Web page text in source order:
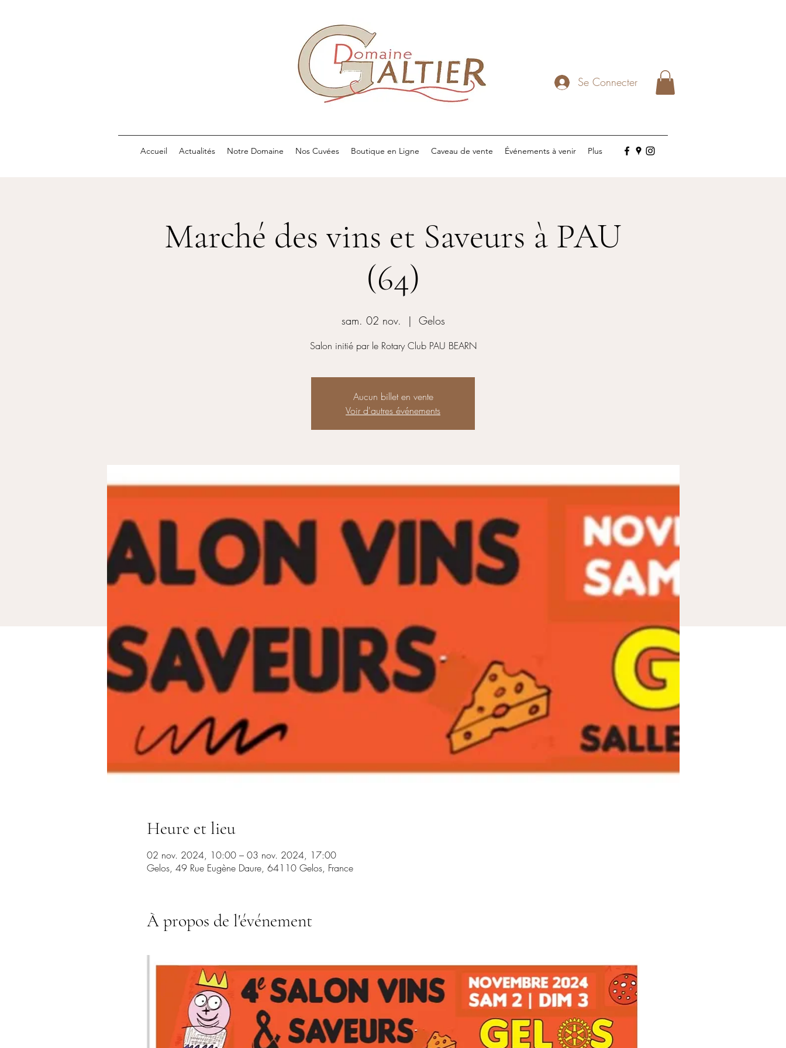
Se Connecter
Accueil Actualités Notre Domaine Nos Cuvées Boutique en Ligne Caveau de vente Événements à venir Plus
Marché des vins et Saveurs à PAU
(64)
sam. 02 nov.
  |
Gelos
Salon initié par le Rotary Club PAU BEARN
Aucun billet en vente
Voir d'autres événements
Heure et lieu
02 nov. 2024, 10:00 – 03 nov. 2024, 17:00
Gelos, 49 Rue Eugène Daure, 64110 Gelos, France
À propos de l'événement